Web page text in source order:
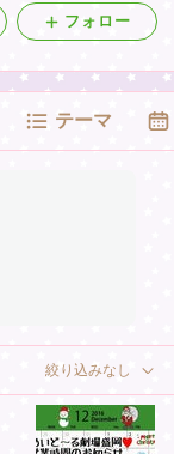
フォロー
テーマ
絞り込みなし